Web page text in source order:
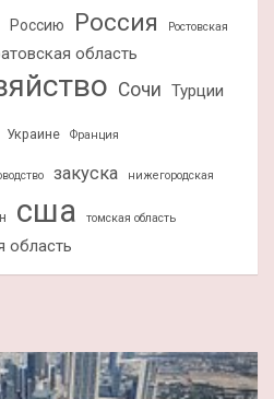
Россию Россия
Ростовская
область
Сочи Турции
Украине Франция
закуска нижегородская
сша томская область
область